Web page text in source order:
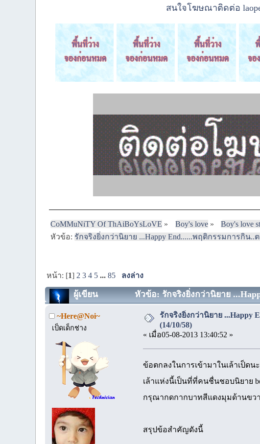
สนใจโฆษณาติดต่อ
CoMMuNiTY Of ThAiBoYsLoVE » Boy's love» Boy's love
หัวข้อ:รักจริงยิ่งกว่านิยาย ...Happy End......พฤติกรรมการกิน..
หน้า: [1] 2 3 4 5 ...85 ลงล่าง
ผู้เขียน หัวข้อ: รักจริงยิ่งกว่านิยาย
~Here@Noi~
เป็ดเด็กช่าง
รักจริงยิ่งกว่านิยาย ...Happy
(14/10/58)
« เมื่อ05-08-2013 13:40:52 »
ข้อตกลงในการเข้ามาในเล้าเป็ด
เล้าแห่งนี้เป็นที่ที่คนชื่นชอบนิยาย
กรุณากดกากบาทสีแดงมุมด้านขว
สรุปข้อสำคัญดังนี้